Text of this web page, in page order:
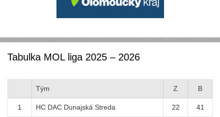
Tabulka MOL liga 2025 – 2026
Tým Z B
1 HC DAC Dunajská Streda 22 41